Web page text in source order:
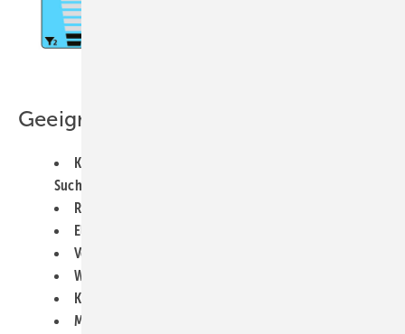
Geeignet für die Inspektion
Komprimierter Luft oder anderen Gasen (nicht für die
Suche von Lecks von brennbaren Gasen)
Rohrleitungen
Elektrischen und mechanischen Systemen
Ventilen, Tanks und Rohrleitungen
Wärmetauschern, Kesseln und Kondensatoren
Klimaanlagen und Kühlsystemen
Motoren und Maschinen